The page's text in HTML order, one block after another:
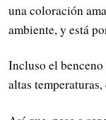
una coloración
ambiente, y está
Incluso el benceno
altas